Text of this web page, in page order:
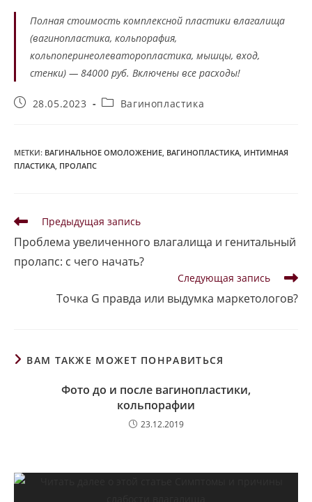
Полная стоимость комплексной пластики влагалища
(вагинопластика, кольпорафия,
кольпоперинеолеваторопластика, мышцы, вход,
стенки) — 84000 руб. Включены все расходы!
Запись28.05.2023
РубрикаВагинопластика
МЕТКИ: ВАГИНАЛЬНОЕ ОМОЛОЖЕНИЕ ВАГИНОПЛАСТИКА ИНТИМНАЯ
ПЛАСТИКА ПРОЛАПС
Читать
статьи
Предыдущая запись
Проблема увеличенного влагалища и генитальный
пролапс: с чего начать?
Следующая запись
Точка G правда или выдумка маркетологов?
ВАМ ТАКЖЕ МОЖЕТ ПОНРАВИТЬСЯ
Фото до и после вагинопластики,
кольпорафии
23.12.2019